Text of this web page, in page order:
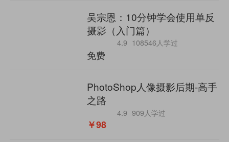
吴宗恩：10分钟学会使用单反
摄影（入门篇）
4.9 108546人学过
免费
PhotoShop人像摄影后期-高手
之路
4.9 909人学过
￥98